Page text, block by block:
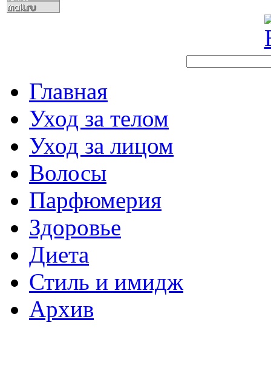
Главная
Уход за телом
Уход за лицом
Волосы
Парфюмерия
Здоровье
Диета
Стиль и имидж
Архив